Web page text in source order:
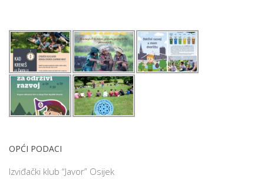
OPĆI PODACI
Izviđački klub “Javor” Osijek